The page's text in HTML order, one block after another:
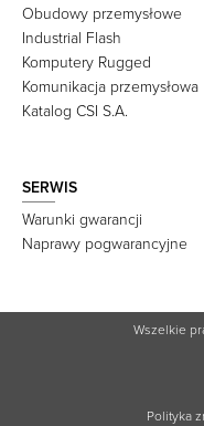
Obudowy przemysłowe
Industrial Flash
Komputery Rugged
Komunikacja przemysłowa
Katalog CSI S.A.
SERWIS
Warunki gwarancji
Naprawy pogwarancyjne
Wszelkie
Polityka